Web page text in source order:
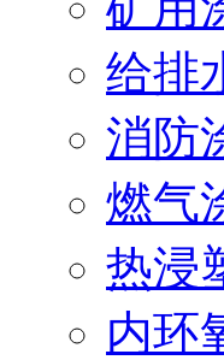
给排
消防
燃气
热浸
内环